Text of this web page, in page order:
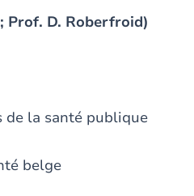
Prof. D. Roberfroid)
la santé publique
belge